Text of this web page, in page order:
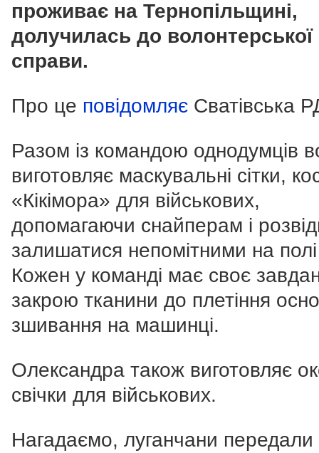
проживає на Тернопільщині,
долучилась до волонтерської
справи.
Про це повідомляє Сватівська
Разом із командою однодумців
виготовляє маскувальні сітки,
«Кікімора» для військових,
допомагаючи снайперам і
залишатися непомітними на
Кожен у команді має своє
закрою тканини до плетіння
зшивання на машинці.
Олександра також виготовляє
свічки для військових.
Нагадаємо, луганчани передали